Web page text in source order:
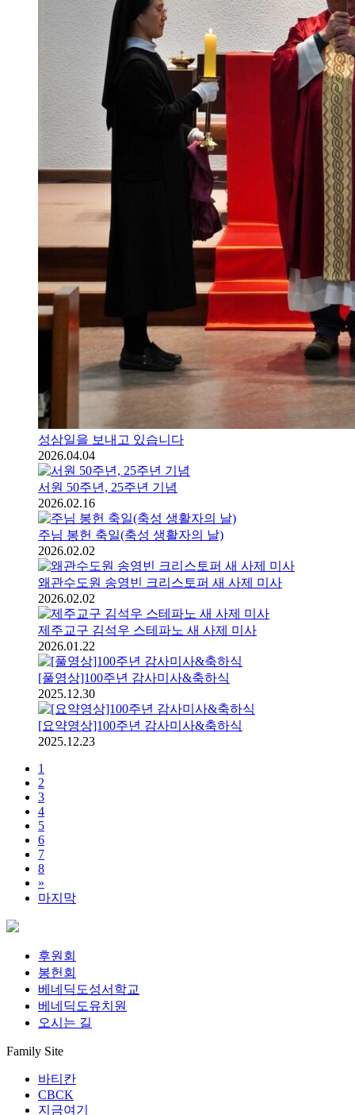
성삼일을 보내고 있습니다
2026.04.04
서원 50주년, 25주년 기념
2026.02.16
주님 봉헌 축일(축성 생활자의 날)
2026.02.02
왜관수도원 송영빈 크리스토퍼 새 사제 미사
2026.02.02
제주교구 김석우 스테파노 새 사제 미사
2026.01.22
[풀영상]100주년 감사미사&축하식
2025.12.30
[요약영상]100주년 감사미사&축하식
2025.12.23
1
2
3
4
5
6
7
8
»
마지막
후원회
봉헌회
베네딕도성서학교
베네딕도유치원
오시는 길
Family Site
바티칸
CBCK
지금여기